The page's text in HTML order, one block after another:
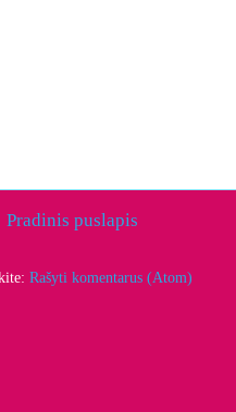
Pradinis puslapis
Rašyti komentarus (Atom)